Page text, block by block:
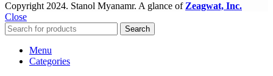
Copyright 2024. Stanol Myanamr. A glance of Zeagwat, Inc.
Close
Search
Menu
Categories